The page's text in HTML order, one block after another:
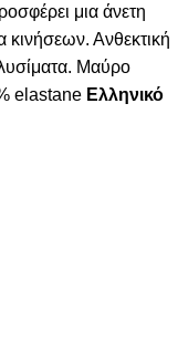
μια άνετη
κινήσεων. Ανθεκτική
Μαύρο
elastane Ελληνικό